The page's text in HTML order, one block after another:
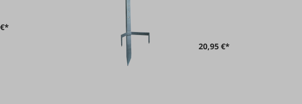
20,95 €*